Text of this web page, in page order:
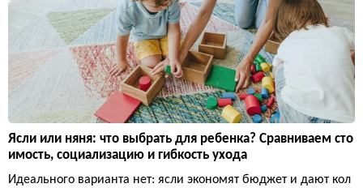
Ясли или няня: что выбрать для ребенка? Сравниваем сто
имость, социализацию и гибкость ухода
Идеального варианта нет: ясли экономят бюджет и дают кол